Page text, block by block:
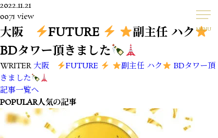
MENU
2022.11.21
0071 view
大阪 FUTURE
副主任 ハク
BDタワー頂きました
WRITER 大阪 FUTURE 副主任 ハク
BDタワー頂
きました
記事一覧へ
POPULAR人気の記事